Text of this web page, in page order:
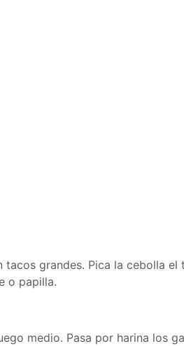
tacos grandes. Pica la cebolla
o papilla.
medio. Pasa por harina los